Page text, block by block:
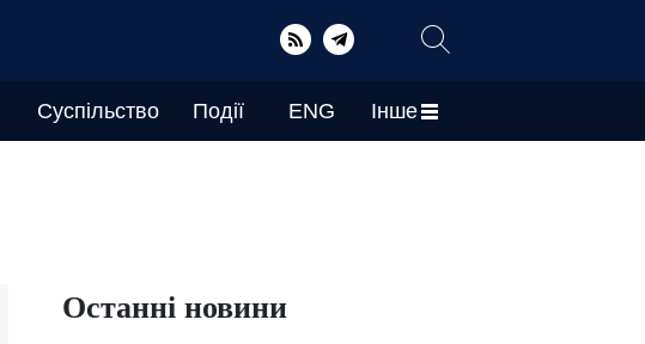
Суспільство Події ENG Інше
Останні новини